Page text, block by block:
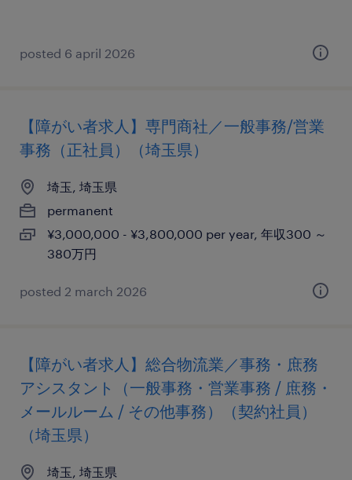
posted 6 april 2026
【障がい者求人】専門商社／一般事務/営業
事務（正社員）（埼玉県）
埼玉, 埼玉県
permanent
¥3,000,000 - ¥3,800,000 per year, 年収300 ～
380万円
posted 2 march 2026
【障がい者求人】総合物流業／事務・庶務
アシスタント（一般事務・営業事務 / 庶務・
メールルーム / その他事務）（契約社員）
（埼玉県）
埼玉, 埼玉県